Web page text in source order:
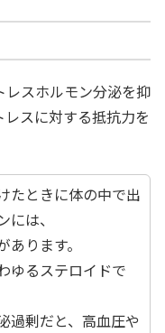
スホルモン分泌を抑
スに対する抵抗力を
たときに体の中で出
は、
あります。
ゆるステロイドで
過剰だと、高血圧や